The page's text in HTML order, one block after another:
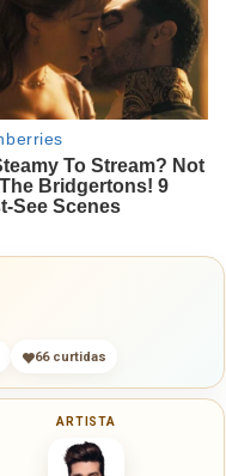
66 curtidas
ARTISTA